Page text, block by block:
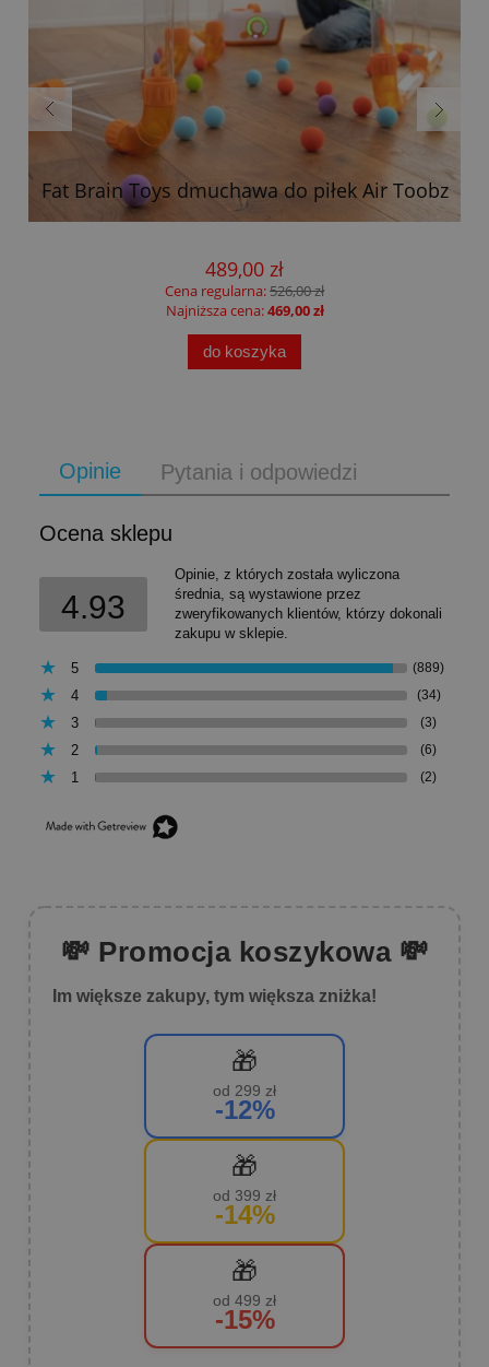
Fat Brain Toys dmuchawa do piłek Air Toobz
489,00 zł
Cena regularna:526,00 zł
Najniższa cena:469,00 zł
do koszyka
Opinie Pytania i odpowiedzi
Ocena sklepu
4.93
Opinie, z których została wyliczona
średnia, są wystawione przez
zweryfikowanych klientów, którzy dokonali
zakupu w sklepie.
5 (889)
4 (34)
3 (3)
2 (6)
1 (2)
💸 Promocja koszykowa 💸
Im większe zakupy, tym większa zniżka!
🎁
od 299 zł
-12%
🎁
od 399 zł
-14%
🎁
od 499 zł
-15%